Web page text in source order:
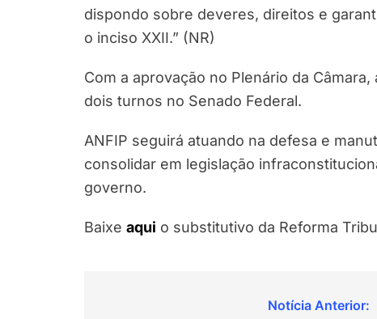
dispondo sobre deveres, direitos e
o inciso XXII.” (NR)
Com a aprovação no Plenário da
dois turnos no Senado Federal.
ANFIP seguirá atuando na defesa e
consolidar em legislação
governo.
Baixe aqui o substitutivo da Reforma